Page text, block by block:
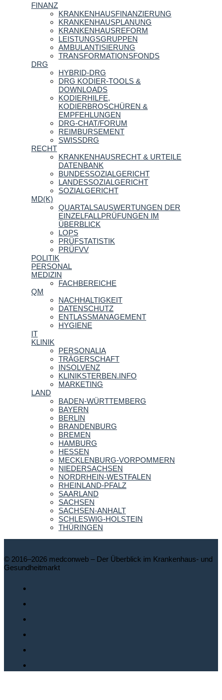
FINANZ
KRANKENHAUSFINANZIERUNG
KRANKENHAUSPLANUNG
KRANKENHAUSREFORM
LEISTUNGSGRUPPEN
AMBULANTISIERUNG
TRANSFORMATIONSFONDS
DRG
HYBRID-DRG
DRG KODIER-TOOLS &
DOWNLOADS
KODIERHILFE,
KODIERBROSCHÜREN &
EMPFEHLUNGEN
DRG-CHAT/FORUM
REIMBURSEMENT
SWISSDRG
RECHT
KRANKENHAUSRECHT & URTEILE
DATENBANK
BUNDESSOZIALGERICHT
LANDESSOZIALGERICHT
SOZIALGERICHT
MD(K)
QUARTALSAUSWERTUNGEN DER
EINZELFALLPRÜFUNGEN IM
ÜBERBLICK
LOPS
PRÜFSTATISTIK
PRÜFVV
POLITIK
PERSONAL
MEDIZIN
FACHBEREICHE
QM
NACHHALTIGKEIT
DATENSCHUTZ
ENTLASSMANAGEMENT
HYGIENE
IT
KLINIK
PERSONALIA
TRÄGERSCHAFT
INSOLVENZ
KLINIKSTERBEN.INFO
MARKETING
LAND
BADEN-WÜRTTEMBERG
BAYERN
BERLIN
BRANDENBURG
BREMEN
HAMBURG
HESSEN
MECKLENBURG-VORPOMMERN
NIEDERSACHSEN
NORDRHEIN-WESTFALEN
RHEINLAND-PFALZ
SAARLAND
SACHSEN
SACHSEN-ANHALT
SCHLESWIG-HOLSTEIN
THÜRINGEN
© 2016–2026 medconweb – Der Überblick im Krankenhaus- und
Gesundheitmarkt